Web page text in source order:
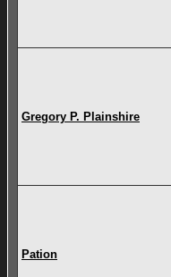
Gregory P. Plainshire
Pation